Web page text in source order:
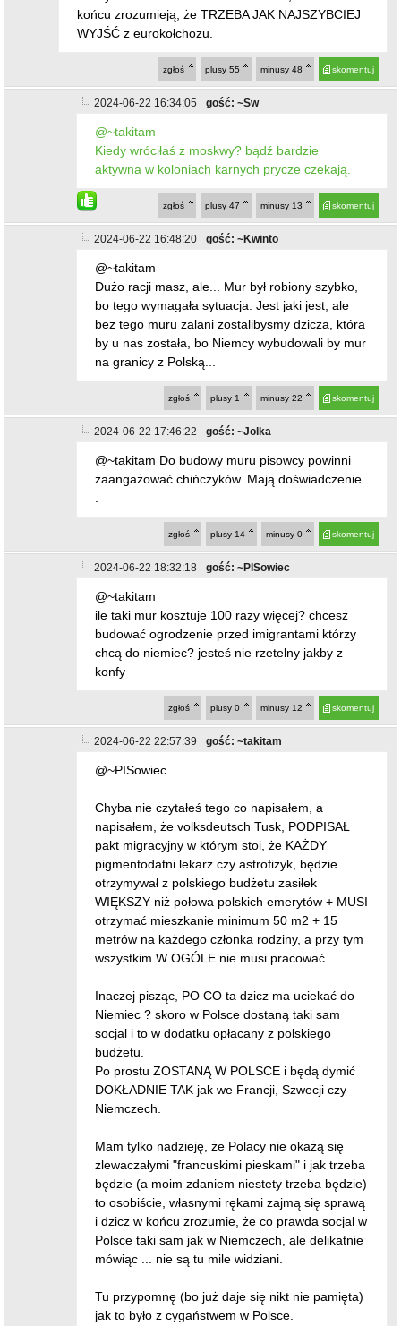
końcu zrozumieją, że TRZEBA JAK NAJSZYBCIEJ
WYJŚĆ z eurokołchozu.
skomentuj
minusy 48
plusy 55
zgłoś
2024-06-22 16:34:05 gość: ~Sw
@~takitam
Kiedy wróciłaś z moskwy? bądź bardzie
aktywna w koloniach karnych prycze czekają.
skomentuj
minusy 13
plusy 47
zgłoś
2024-06-22 16:48:20 gość: ~Kwinto
@~takitam
Dużo racji masz, ale... Mur był robiony szybko,
bo tego wymagała sytuacja. Jest jaki jest, ale
bez tego muru zalani zostalibysmy dzicza, która
by u nas została, bo Niemcy wybudowali by mur
na granicy z Polską...
skomentuj
minusy 22
plusy 1
zgłoś
2024-06-22 17:46:22 gość: ~Jolka
@~takitam Do budowy muru pisowcy powinni
zaangażować chińczyków. Mają doświadczenie
.
skomentuj
minusy 0
plusy 14
zgłoś
2024-06-22 18:32:18 gość: ~PISowiec
@~takitam
ile taki mur kosztuje 100 razy więcej? chcesz
budować ogrodzenie przed imigrantami którzy
chcą do niemiec? jesteś nie rzetelny jakby z
konfy
skomentuj
minusy 12
plusy 0
zgłoś
2024-06-22 22:57:39 gość: ~takitam
@~PISowiec
Chyba nie czytałeś tego co napisałem, a
napisałem, że volksdeutsch Tusk, PODPISAŁ
pakt migracyjny w którym stoi, że KAŻDY
pigmentodatni lekarz czy astrofizyk, będzie
otrzymywał z polskiego budżetu zasiłek
WIĘKSZY niż połowa polskich emerytów + MUSI
otrzymać mieszkanie minimum 50 m2 + 15
metrów na każdego członka rodziny, a przy tym
wszystkim W OGÓLE nie musi pracować.
Inaczej pisząc, PO CO ta dzicz ma uciekać do
Niemiec ? skoro w Polsce dostaną taki sam
socjal i to w dodatku opłacany z polskiego
budżetu.
Po prostu ZOSTANĄ W POLSCE i będą dymić
DOKŁADNIE TAK jak we Francji, Szwecji czy
Niemczech.
Mam tylko nadzieję, że Polacy nie okażą się
zlewaczałymi "francuskimi pieskami" i jak trzeba
będzie (a moim zdaniem niestety trzeba będzie)
to osobiście, własnymi rękami zajmą się sprawą
i dzicz w końcu zrozumie, że co prawda socjal w
Polsce taki sam jak w Niemczech, ale delikatnie
mówiąc ... nie są tu mile widziani.
Tu przypomnę (bo już daje się nikt nie pamięta)
jak to było z cygaństwem w Polsce.